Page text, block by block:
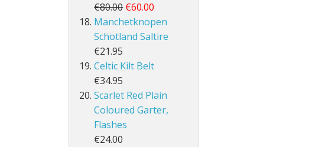
€80.00 €60.00
Manchetknopen
Schotland Saltire
€21.95
Celtic Kilt Belt
€34.95
Scarlet Red Plain
Coloured Garter,
Flashes
€24.00